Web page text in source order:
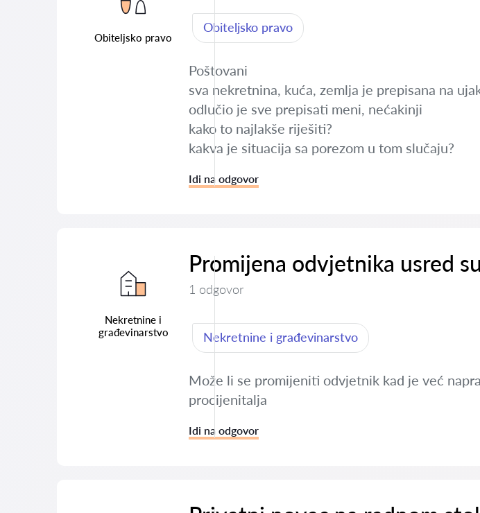
Obiteljsko pravo
Obiteljsko pravo
Poštovani
sva nekretnina, kuća, zemlja je prepisana na
odlučio je sve prepisati meni, nećakinji
kako to najlakše riješiti?
kakva je situacija sa porezom u tom slučaju?
Idi na odgovor
Nekretnine i
građevinarstvo
Promijena odvjetnika usred
1 odgovor
Nekretnine i građevinarstvo
Može li se promijeniti odvjetnik kad je već
procijenitalja
Idi na odgovor